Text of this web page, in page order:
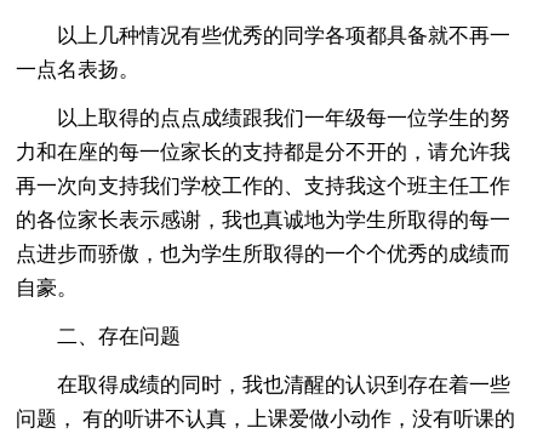
以上几种情况有些优秀的同学各项都具备就不再一
一点名表扬。
以上取得的点点成绩跟我们一年级每一位学生的努
力和在座的每一位家长的支持都是分不开的，请允许我
再一次向支持我们学校工作的、支持我这个班主任工作
的各位家长表示感谢，我也真诚地为学生所取得的每一
点进步而骄傲，也为学生所取得的一个个优秀的成绩而
自豪。
二、存在问题
在取得成绩的同时，我也清醒的认识到存在着一些
问题， 有的听讲不认真，上课爱做小动作，没有听课的